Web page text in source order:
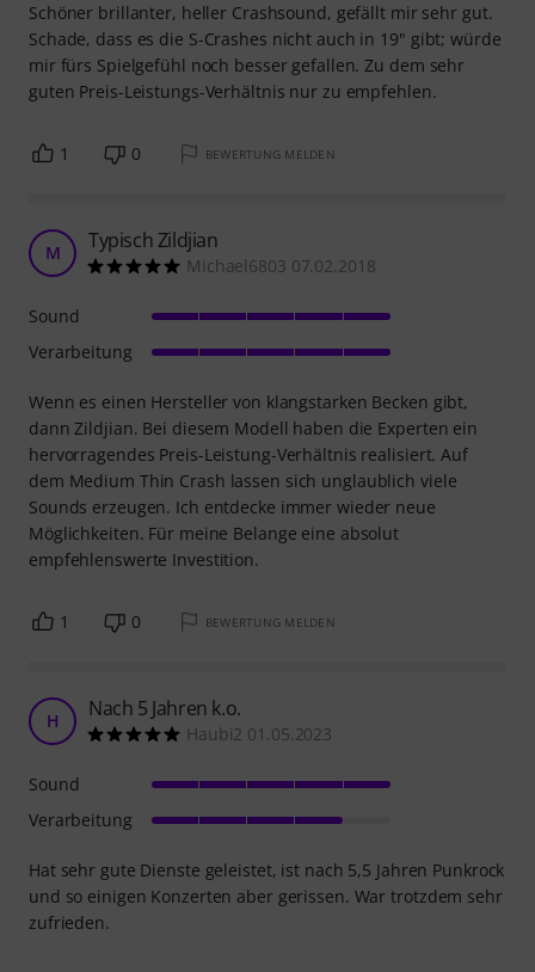
Schöner brillanter, heller Crashsound, gefällt mir sehr gut.
Schade, dass es die S-Crashes nicht auch in 19" gibt; würde
mir fürs Spielgefühl noch besser gefallen. Zu dem sehr
guten Preis-Leistungs-Verhältnis nur zu empfehlen.
1 0 BEWERTUNG MELDEN
M Typisch Zildjian
Michael6803 07.02.2018
Wenn es einen Hersteller von klangstarken Becken gibt,
dann Zildjian. Bei diesem Modell haben die Experten ein
hervorragendes Preis-Leistung-Verhältnis realisiert. Auf
dem Medium Thin Crash lassen sich unglaublich viele
Sounds erzeugen. Ich entdecke immer wieder neue
Möglichkeiten. Für meine Belange eine absolut
empfehlenswerte Investition.
Sound
Verarbeitung
1 0 BEWERTUNG MELDEN
H Nach 5 Jahren k.o.
Haubi2 01.05.2023
Hat sehr gute Dienste geleistet, ist nach 5,5 Jahren Punkrock
und so einigen Konzerten aber gerissen. War trotzdem sehr
zufrieden.
Sound
Verarbeitung